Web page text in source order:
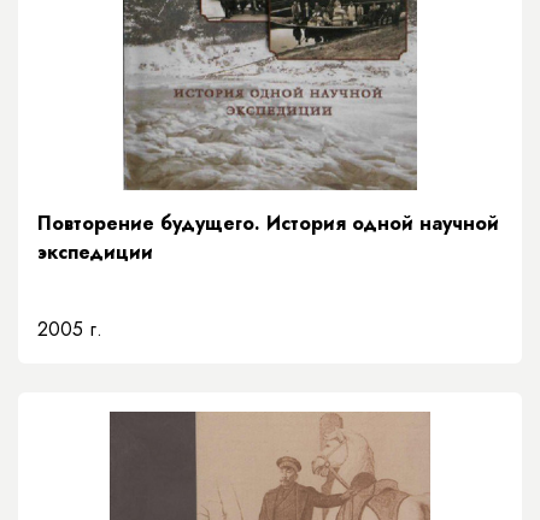
Повторение будущего. История одной научной
экспедиции
2005 г.